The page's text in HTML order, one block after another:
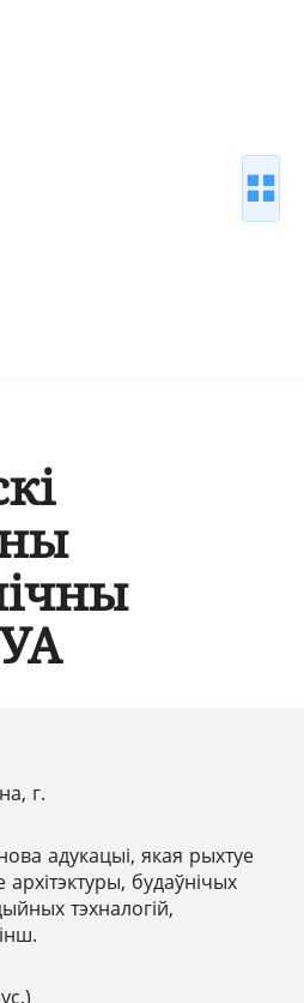
г.
адукацыі, якая рыхтуе
архітэктуры, будаўнічых
тэхналогій,